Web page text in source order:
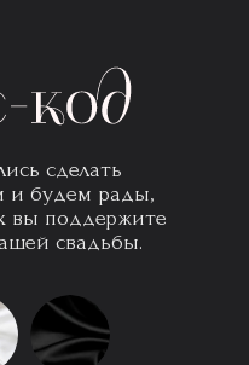
сделать
и будем рады,
вы поддержите
свадьбы.